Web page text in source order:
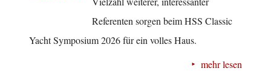
Referenten sorgen beim HSS Classic
Yacht Symposium 2026 für ein volles Haus.
mehr lesen